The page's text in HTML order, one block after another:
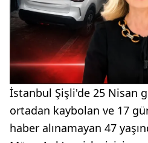
İstanbul Şişli'de 25 Nisan
ortadan kaybolan ve 17
haber alınamayan 47